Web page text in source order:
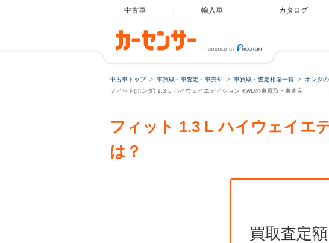
中古車 輸入車 カタログ
中古車トップ 車買取・車査定・車売却 車買取・査定相場一覧 ホンダ
フィット(ホンダ) 1.3 L ハイウェイエディション 4WDの車買取・車査定
フィット 1.3 L ハイウェイエ
は？
買取査定額